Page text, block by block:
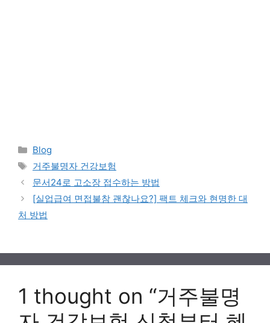
Categories
Blog
Tags
거주불명자 건강보험
문서24로 고소장 접수하는 방법
[실업급여 면접불참 괜찮나요?] 팩트 체크와 현명한 대
처 방법
1 thought on “거주불명